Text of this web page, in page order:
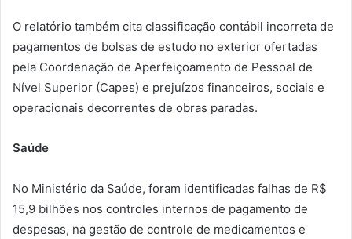
O relatório também cita classificação contábil incorreta de
pagamentos de bolsas de estudo no exterior ofertadas
pela Coordenação de Aperfeiçoamento de Pessoal de
Nível Superior (Capes) e prejuízos financeiros, sociais e
operacionais decorrentes de obras paradas.
Saúde
No Ministério da Saúde, foram identificadas falhas de R$
15,9 bilhões nos controles internos de pagamento de
despesas, na gestão de controle de medicamentos e